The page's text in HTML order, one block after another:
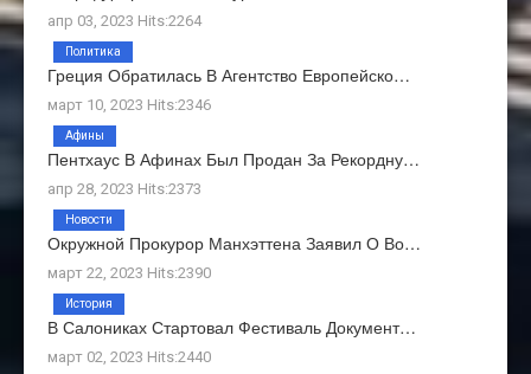
апр 03, 2023 Hits:2264
Греция Обратилась В Агентство Европейско…
март 10, 2023 Hits:2346
Политика
Пентхаус В Афинах Был Продан За Рекордну…
апр 28, 2023 Hits:2373
Афины
Окружной Прокурор Манхэттена Заявил О Во…
март 22, 2023 Hits:2390
Новости
В Салониках Стартовал Фестиваль Документ…
март 02, 2023 Hits:2440
История